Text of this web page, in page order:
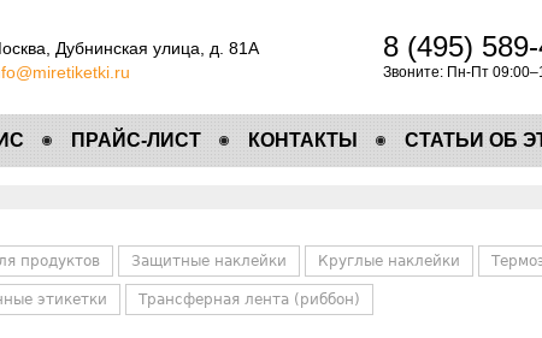
Дубнинская улица, д. 81А
8 (495)
Звоните: Пн-Пт
ПРАЙС-ЛИСТ КОНТАКТЫ СТАТЬИ ОБ
продуктов Защитные наклейки Круглые наклейки
этикетки Трансферная лента (риббон)